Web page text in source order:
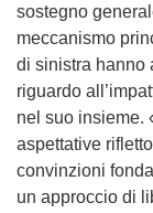
sostegno
meccanismo
di sinistra hanno
riguardo
nel suo insieme.
aspettative
convinzioni
un approccio di